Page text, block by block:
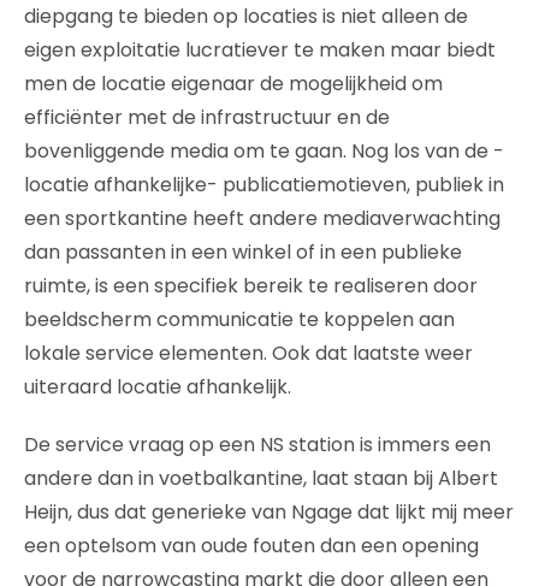
diepgang te bieden op locaties is niet alleen de
eigen exploitatie lucratiever te maken maar biedt
men de locatie eigenaar de mogelijkheid om
efficiënter met de infrastructuur en de
bovenliggende media om te gaan. Nog los van de -
locatie afhankelijke- publicatiemotieven, publiek in
een sportkantine heeft andere mediaverwachting
dan passanten in een winkel of in een publieke
ruimte, is een specifiek bereik te realiseren door
beeldscherm communicatie te koppelen aan
lokale service elementen. Ook dat laatste weer
uiteraard locatie afhankelijk.
De service vraag op een NS station is immers een
andere dan in voetbalkantine, laat staan bij Albert
Heijn, dus dat generieke van Ngage dat lijkt mij meer
een optelsom van oude fouten dan een opening
voor de narrowcasting markt die door alleen een